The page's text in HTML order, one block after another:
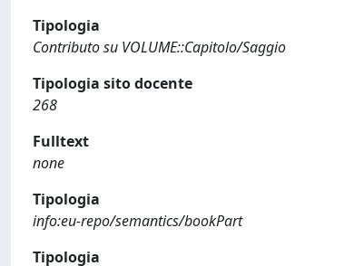
Tipologia
Contributo su VOLUME::Capitolo/Saggio
Tipologia sito docente
268
Fulltext
none
Tipologia
info:eu-repo/semantics/bookPart
Tipologia